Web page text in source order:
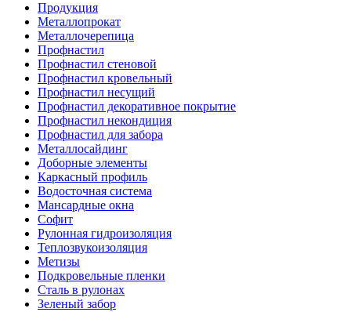
Продукция
Металлопрокат
Металлочерепица
Профнастил
Профнастил стеновой
Профнастил кровельный
Профнастил несущий
Профнастил декоративное покрытие
Профнастил некондиция
Профнастил для забора
Металлосайдинг
Доборные элементы
Каркасный профиль
Водосточная система
Мансардные окна
Софит
Рулонная гидроизоляция
Теплозвукоизоляция
Метизы
Подкровельные пленки
Сталь в рулонах
Зеленый забор